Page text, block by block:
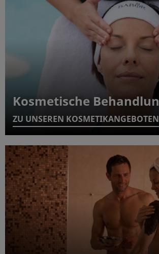
Kosmetische
ZU UNSEREN KOSMETIKANGEBOTEN